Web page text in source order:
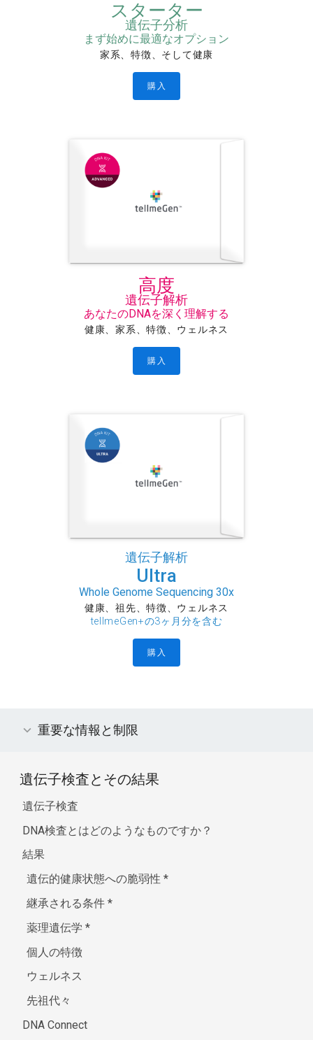
スターター
遺伝子分析
まず始めに最適なオプション
家系、特徴、そして健康
購入
高度
遺伝子解析
あなたのDNAを深く理解する
健康、家系、特徴、ウェルネス
購入
遺伝子解析
Ultra
Whole Genome Sequencing 30x
健康、祖先、特徴、ウェルネス
tellmeGen+の3ヶ月分を含む
購入
重要な情報と制限
遺伝子検査とその結果
遺伝子検査
DNA検査とはどのようなものですか？
結果
遺伝的健康状態への脆弱性*
継承される条件*
薬理遺伝学*
個人の特徴
ウェルネス
先祖代々
DNA Connect